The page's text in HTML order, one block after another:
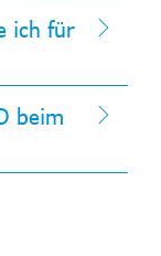
ich für
beim